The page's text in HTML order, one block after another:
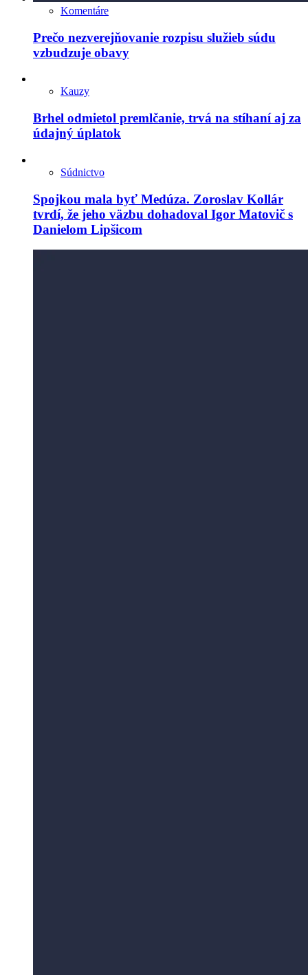
Komentáre
Prečo nezverejňovanie rozpisu služieb súdu
vzbudzuje obavy
Kauzy
Brhel odmietol premlčanie, trvá na stíhaní aj za
údajný úplatok
Súdnictvo
Spojkou mala byť Medúza. Zoroslav Kollár
tvrdí, že jeho väzbu dohadoval Igor Matovič s
Danielom Lipšicom